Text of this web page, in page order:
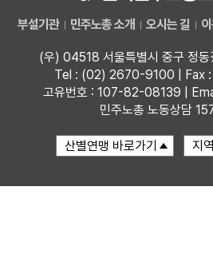
부설기관 민주노총 소개 오시는 길
(우) 04518 서울특별시 중구 정동
Tel : (02) 2670-9100 | Fax
고유번호 : 107-82-08139 |
민주노총 노동상담